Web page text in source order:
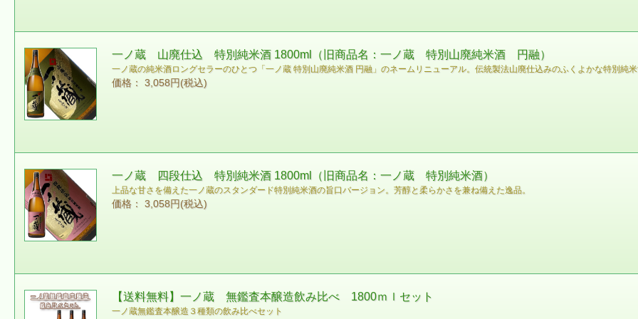
一ノ蔵 山廃仕込 特別純米酒 1800ml（旧商品名：一ノ蔵 特別山廃純米酒 円融）
一ノ蔵の純米酒ロングセラーのひとつ「一ノ蔵 特別山廃純米酒 円融」のネームリニューアル。伝統製法山廃仕込みのふくよかな特別純
価格： 3,058円(税込)
一ノ蔵 四段仕込 特別純米酒 1800ml（旧商品名：一ノ蔵 特別純米酒）
上品な甘さを備えた一ノ蔵のスタンダード特別純米酒の旨口バージョン。芳醇と柔らかさを兼ね備えた逸品。
価格： 3,058円(税込)
【送料無料】一ノ蔵 無鑑査本醸造飲み比べ 1800ｍｌセット
一ノ蔵無鑑査本醸造３種類の飲み比べセット